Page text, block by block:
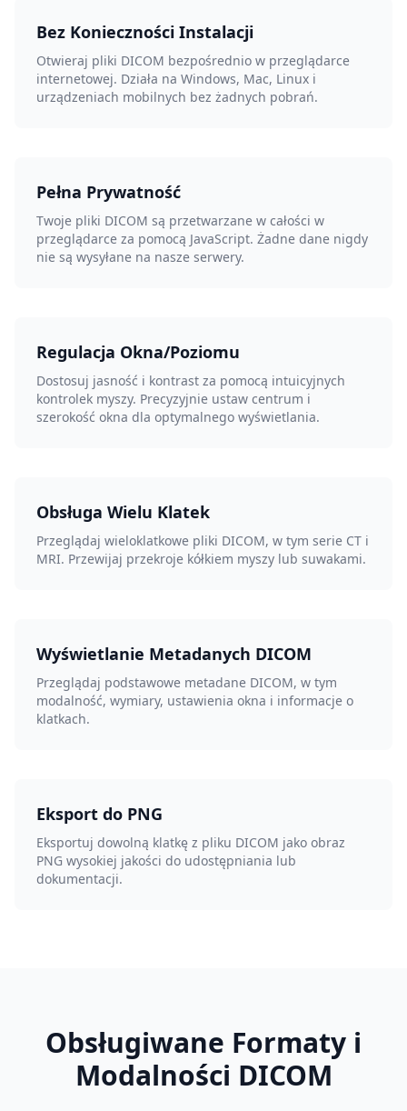
Bez Konieczności Instalacji
Otwieraj pliki DICOM bezpośrednio w przeglądarce
internetowej. Działa na Windows, Mac, Linux i
urządzeniach mobilnych bez żadnych pobrań.
Pełna Prywatność
Twoje pliki DICOM są przetwarzane w całości w
przeglądarce za pomocą JavaScript. Żadne dane nigdy
nie są wysyłane na nasze serwery.
Regulacja Okna/Poziomu
Dostosuj jasność i kontrast za pomocą intuicyjnych
kontrolek myszy. Precyzyjnie ustaw centrum i
szerokość okna dla optymalnego wyświetlania.
Obsługa Wielu Klatek
Przeglądaj wieloklatkowe pliki DICOM, w tym serie CT i
MRI. Przewijaj przekroje kółkiem myszy lub suwakami.
Wyświetlanie Metadanych DICOM
Przeglądaj podstawowe metadane DICOM, w tym
modalność, wymiary, ustawienia okna i informacje o
klatkach.
Eksport do PNG
Eksportuj dowolną klatkę z pliku DICOM jako obraz
PNG wysokiej jakości do udostępniania lub
dokumentacji.
Obsługiwane Formaty i
Modalności DICOM